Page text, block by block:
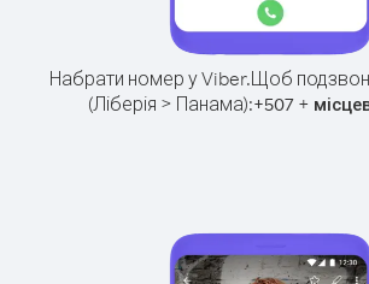
Набрати номер у Viber.Щоб
(Ліберія > Панама):+507+